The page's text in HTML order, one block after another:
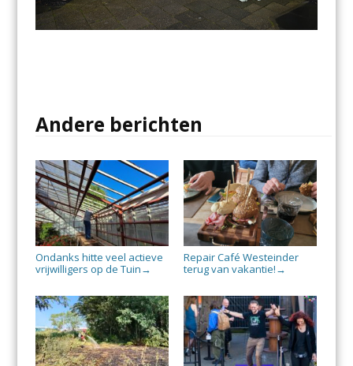
Andere berichten
Ondanks hitte veel actieve
vrijwilligers op de Tuin →
Repair Café Westeinder
terug van vakantie! →